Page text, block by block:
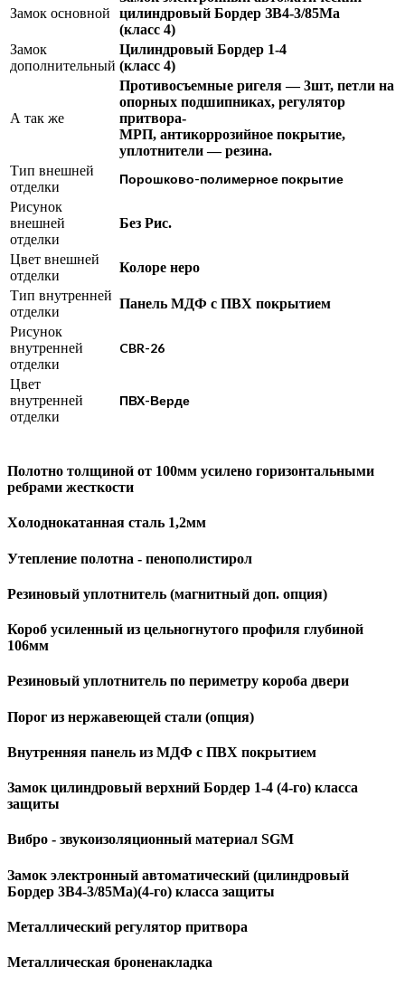
Замок основной
цилиндровый Бордер ЗВ4-3/85Ма
(класс 4)
Замок
дополнительный
Цилиндровый Бордер 1-4
(класс 4)
А так же
Противосъемные ригеля — 3шт, петли на
опорных подшипниках, регулятор
притвора-
МРП, антикоррозийное покрытие,
уплотнители — резина.
Тип внешней
отделки
Порошково-полимерное покрытие
Рисунок
внешней
отделки
Без Рис.
Цвет внешней
отделки
Колоре неро
Тип внутренней
отделки
Панель МДФ с ПВХ покрытием
Рисунок
внутренней
отделки
CBR-26
Цвет
внутренней
отделки
ПВХ-Верде
Полотно толщиной от 100мм усилено горизонтальными
ребрами жесткости
Холоднокатанная сталь 1,2мм
Утепление полотна - пенополистирол
Резиновый уплотнитель (магнитный доп. опция)
Короб усиленный из цельногнутого профиля глубиной
106мм
Резиновый уплотнитель по периметру короба двери
Порог из нержавеющей стали (опция)
Внутренняя панель из МДФ с ПВХ покрытием
Замок цилиндровый верхний Бордер 1-4 (4-го) класса
защиты
Вибро - звукоизоляционный материал SGM
Замок электронный автоматический (цилиндровый
Бордер 3B4-3/85Ma)(4-го) класса защиты
Металлический регулятор притвора
Металлическая броненакладка